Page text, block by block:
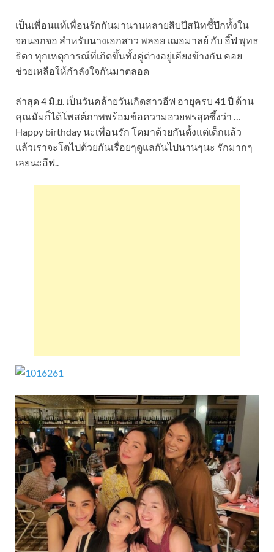
เป็นเพื่อนแท้เพื่อนรักกันมานานหลายสิบปีสนิทซี้ปึกทั้งใน
จอนอกจอ สำหรับนางเอกสาว พลอย เฌอมาลย์ กับ อี๊ฟ พุทธ
ธิดา ทุกเหตุการณ์ที่เกิดขึ้นทั้งคู่ต่างอยู่เคียงข้างกัน คอย
ช่วยเหลือให้กำลังใจกันมาตลอด
ล่าสุด 4 มิ.ย. เป็นวันคล้ายวันเกิดสาวอีฟ อายุครบ 41 ปี ด้าน
คุณมัมก็ได้โพสต์ภาพพร้อมข้อความอวยพรสุดซึ้งว่า …
Happy birthday นะเพื่อนรัก โตมาด้วยกันตั้งแต่เด็กแล้ว
แล้วเราจะโตไปด้วยกันเรื่อยๆดูแลกันไปนานๆนะ รักมากๆ
เลยนะอีฟ..